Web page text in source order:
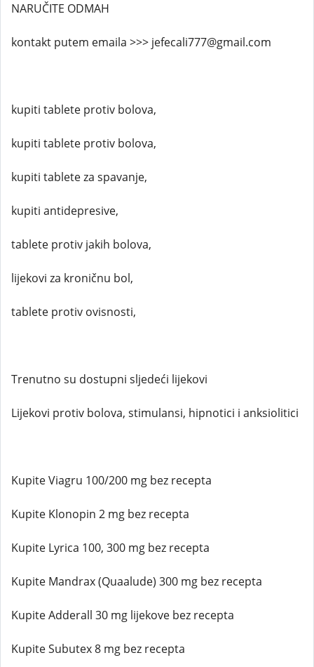
NARUČITE ODMAH
kontakt putem emaila >>> jefecali777@gmail.com
kupiti tablete protiv bolova,
kupiti tablete protiv bolova,
kupiti tablete za spavanje,
kupiti antidepresive,
tablete protiv jakih bolova,
lijekovi za kroničnu bol,
tablete protiv ovisnosti,
Trenutno su dostupni sljedeći lijekovi
Lijekovi protiv bolova, stimulansi, hipnotici i anksiolitici
Kupite Viagru 100/200 mg bez recepta
Kupite Klonopin 2 mg bez recepta
Kupite Lyrica 100, 300 mg bez recepta
Kupite Mandrax (Quaalude) 300 mg bez recepta
Kupite Adderall 30 mg lijekove bez recepta
Kupite Subutex 8 mg bez recepta